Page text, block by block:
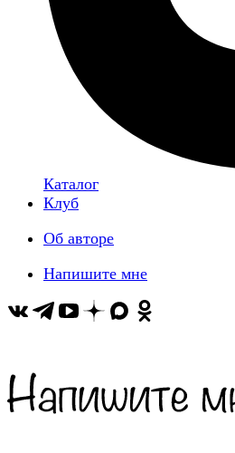
Каталог
Клуб
Об авторе
Напишите мне